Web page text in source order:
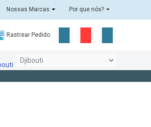
Nossas Marcas Por que nós?
Rastrear Pedido